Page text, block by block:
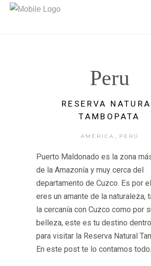
Peru
RESERVA
TAMBOPATA
AMÉRICA PERÚ
Puerto Maldonado es la zona
de la Amazonía y muy cerca del
departamento de Cuzco. Es por
eres un amante de la naturaleza,
la cercanía con Cuzco como por
belleza, este es tu destino
para visitar la Reserva Natural
En este post te lo contamos todo.